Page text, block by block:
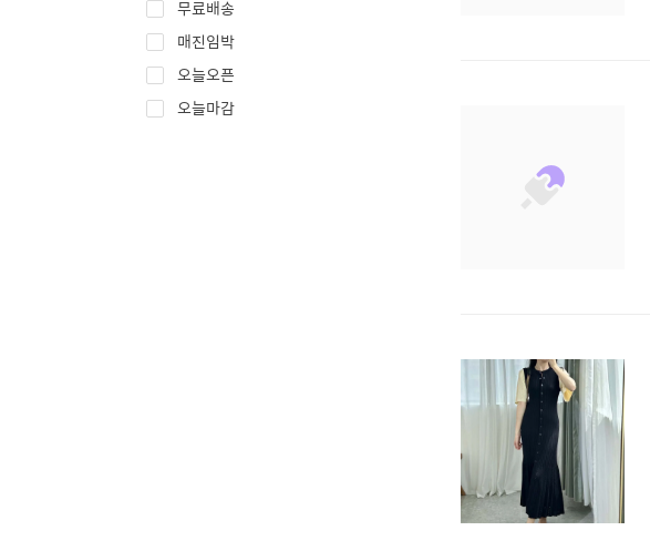
무료배송
매진임박
오늘오픈
오늘마감